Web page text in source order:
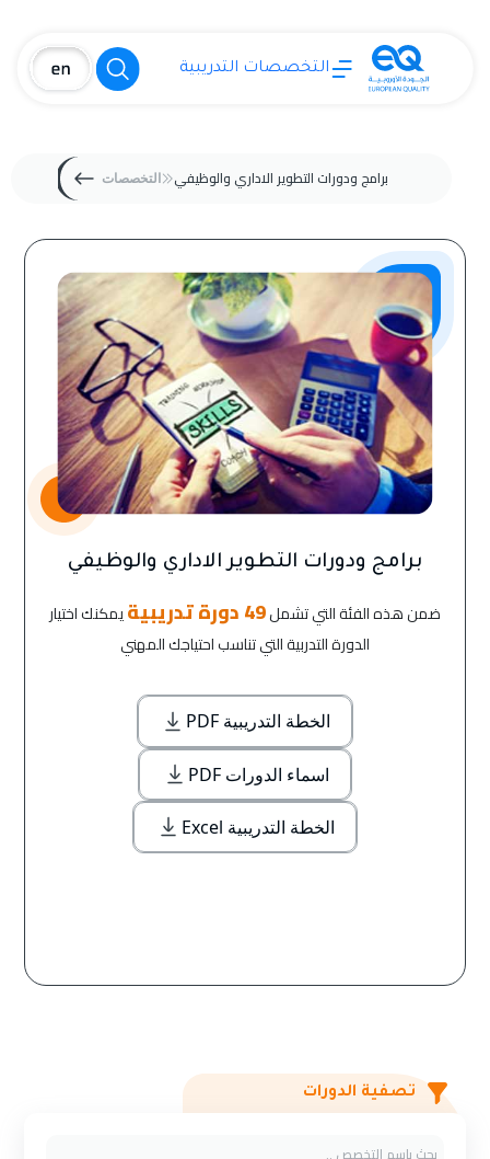
التخصصات التدريبية
التخصصات برامج ودورات التطوير الاداري والوظيفي
برامج ودورات التطوير الاداري والوظيفي
ضمن هذه الفئة التي تشمل49 دورة تدريبية
يمكنك اختيار
الدورة التدربية التي تناسب احتياجك المهني
الخطة التدريبية PDF
اسماء الدورات PDF
الخطة التدريبية Excel
تصفية الدورات